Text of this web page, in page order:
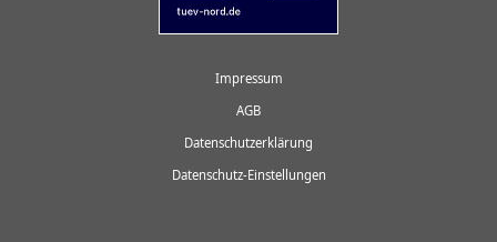
Impressum
AGB
Datenschutzerklärung
Datenschutz-Einstellungen